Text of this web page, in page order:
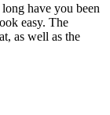
have you been
easy. The
as well as the